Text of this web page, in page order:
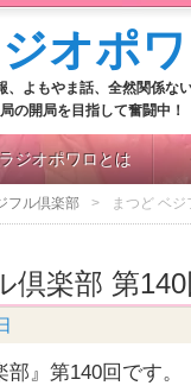
、よもやま話、全然関係な
の開局を目指して奮闘中！
ラジオポワロとは
フル倶楽部 まつど ベ
倶楽部 第
』第140回です。